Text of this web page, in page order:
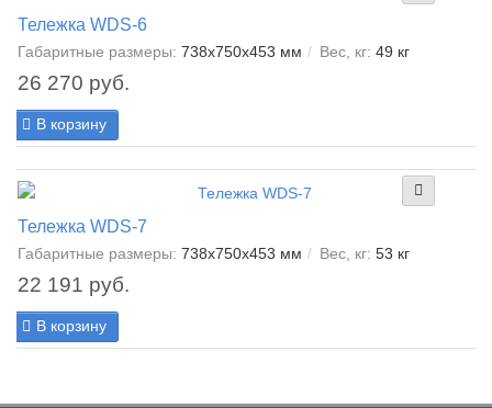
Тележка WDS-6
Габаритные размеры: 738x750x453 мм Вес, кг: 49 кг
26 270 руб.
В корзину
Тележка WDS-7
Габаритные размеры: 738x750x453 мм Вес, кг: 53 кг
22 191 руб.
В корзину